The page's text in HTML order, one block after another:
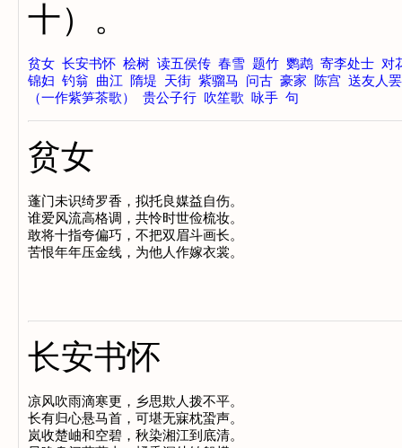
十）。
贫女 长安书怀 桧树 读五侯传 春雪 题竹 鹦鹉 寄李处士 对
锦妇 钓翁 曲江 隋堤 天街 紫骝马 问古 豪家 陈宫 送友人
（一作紫笋茶歌）
贵公子行 吹笙歌 咏手 句
贫女
蓬门未识绮罗香，拟托良媒益自伤。
谁爱风流高格调，共怜时世俭梳妆。
敢将十指夸偏巧，不把双眉斗画长。
长安书怀
凉风吹雨滴寒更，乡思欺人拨不平。
长有归心悬马首，可堪无寐枕蛩声。
岚收楚岫和空碧，秋染湘江到底清。